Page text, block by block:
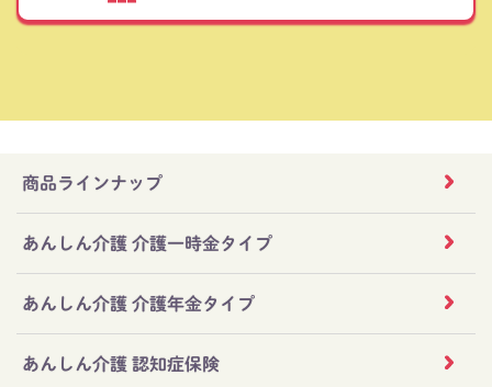
商品ラインナップ
あんしん介護 介護一時金タイプ
あんしん介護 介護年金タイプ
あんしん介護 認知症保険